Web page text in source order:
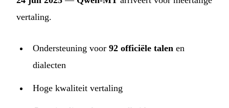
vertaling.
Ondersteuning voor 92 officiële talen en
dialecten
Hoge kwaliteit vertaling